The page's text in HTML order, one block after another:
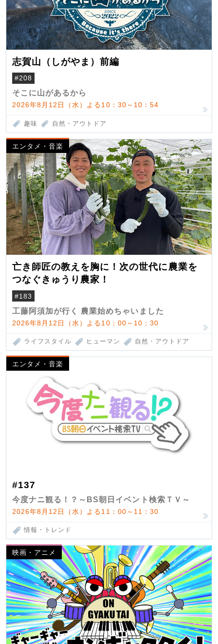
志賀山（しがやま）前編
#208
そこに山があるから
2026年8月12日（水）よる10：30～10：54
趣味 自然・アウトドア
エンタメ・音楽
亡き師匠の教えを胸に！次の世代に農業を
つなぐきゅうり農家！
#183
工藤阿須加が行く 農業始めちゃいました
2026年8月12日（水）よる10：00～10：30
ライフスタイル ヒューマン 自然・アウトドア
エンタメ・音楽
#137
今度ナニ観る！？～BS朝日イベント検索ＴＶ～
2026年8月12日（水）よる11：00～11：30
情報・トレンド
映画・アニメ